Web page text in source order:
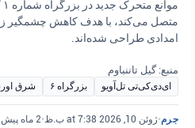
متصل می‌کند، با هدف کاهش چشمگیر
امدادی طراحی شده‌اند.
منبع: گیل تاننباوم
ای‌دی‌کی‌تی تل‌آویو بزرگراه ۶ شرق
جرم•ژوئن 10, 2026 at 7:38 ب.ظ •2 ماه پیش